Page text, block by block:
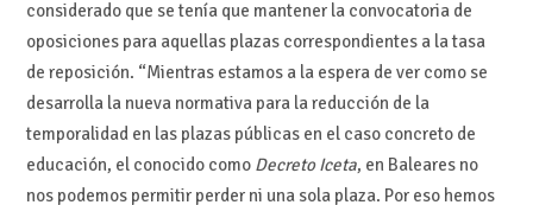
considerado que se tenía que mantener la convocatoria de
oposiciones para aquellas plazas correspondientes a la tasa
de reposición. “Mientras estamos a la espera de ver como se
desarrolla la nueva normativa para la reducción de la
temporalidad en las plazas públicas en el caso concreto de
educación, el conocido como Decreto Iceta, en Baleares no
nos podemos permitir perder ni una sola plaza. Por eso hemos